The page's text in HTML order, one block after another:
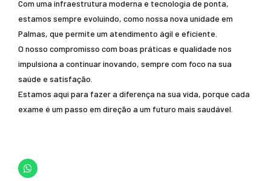
Com uma infraestrutura moderna e tecnologia de ponta,
estamos sempre evoluindo, como nossa nova unidade em
Palmas, que permite um atendimento ágil e eficiente.
O nosso compromisso com boas práticas e qualidade nos
impulsiona a continuar inovando, sempre com foco na sua
saúde e satisfação.
Estamos aqui para fazer a diferença na sua vida, porque cada
exame é um passo em direção a um futuro mais saudável.